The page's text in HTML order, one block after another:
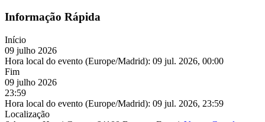
Informação Rápida
Início
09 julho 2026
Hora local do evento (Europe/Madrid): 09 jul. 2026, 00:00
Fim
09 julho 2026
23:59
Hora local do evento (Europe/Madrid): 09 jul. 2026, 23:59
Localização